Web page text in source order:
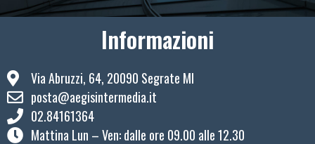
Informazioni
Via Abruzzi, 64, 20090 Segrate MI
posta@aegisintermedia.it
02.84161364
Mattina Lun – Ven: ​dalle ore 09.00 alle 12.30